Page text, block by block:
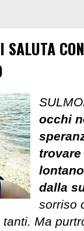
occhi
dalla
sorriso
Ma